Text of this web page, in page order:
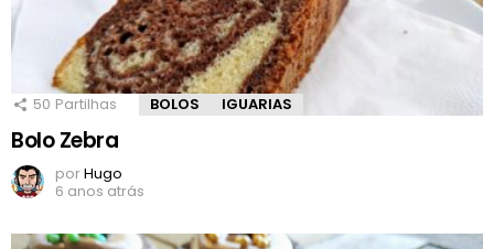
50 Partilhas BOLOS IGUARIAS
Bolo Zebra
porHugo
6 anos atrás